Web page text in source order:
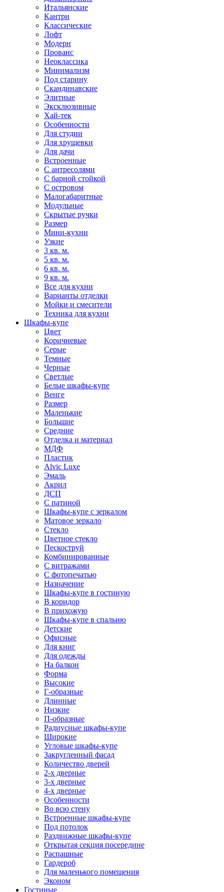
Итальянские
Кантри
Классические
Лофт
Модерн
Прованс
Неоклассика
Минимализм
Под старину
Скандинавские
Элитные
Эксклюзивные
Хай-тек
Особенности
Для студии
Для хрущевки
Для дачи
Встроенные
С антресолями
С барной стойкой
С островом
Малогабаритные
Модульные
Скрытые ручки
Размер
Мини-кухни
Узкие
3 кв. м.
5 кв. м.
6 кв. м.
9 кв. м.
Все для кухни
Варианты отделки
Мойки и смесители
Техника для кухни
Шкафы-купе
Цвет
Коричневые
Серые
Темные
Черные
Светлые
Белые шкафы-купе
Венге
Размер
Маленькие
Большие
Средние
Отделка и материал
МДФ
Пластик
Alvic Luxe
Эмаль
Акрил
ДСП
С патиной
Шкафы-купе с зеркалом
Матовое зеркало
Стекло
Цветное стекло
Пескоструй
Комбинированные
С витражами
С фотопечатью
Назначение
Шкафы-купе в гостиную
В коридор
В прихожую
Шкафы-купе в спальню
Детские
Офисные
Для книг
Для одежды
На балкон
Форма
Высокие
Г-образные
Длинные
Низкие
П-образные
Радиусные шкафы-купе
Широкие
Угловые шкафы-купе
Закругленный фасад
Количество дверей
2-х дверные
3-х дверные
4-х дверные
Особенности
Во всю стену
Встроенные шкафы-купе
Под потолок
Раздвижные шкафы-купе
Открытая секция посередине
Распашные
Гардероб
Для маленького помещения
Эконом
Гостиные